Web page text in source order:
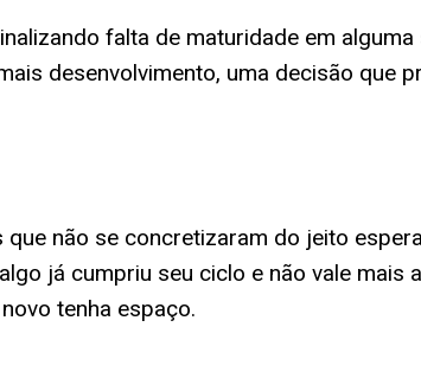
falta de maturidade em
desenvolvimento, uma decisão que
não se concretizaram do jeito
já cumpriu seu ciclo e não vale mais
tenha espaço.